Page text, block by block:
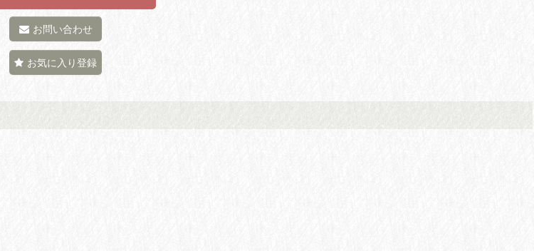
お問い合わせ
お気に入り登録